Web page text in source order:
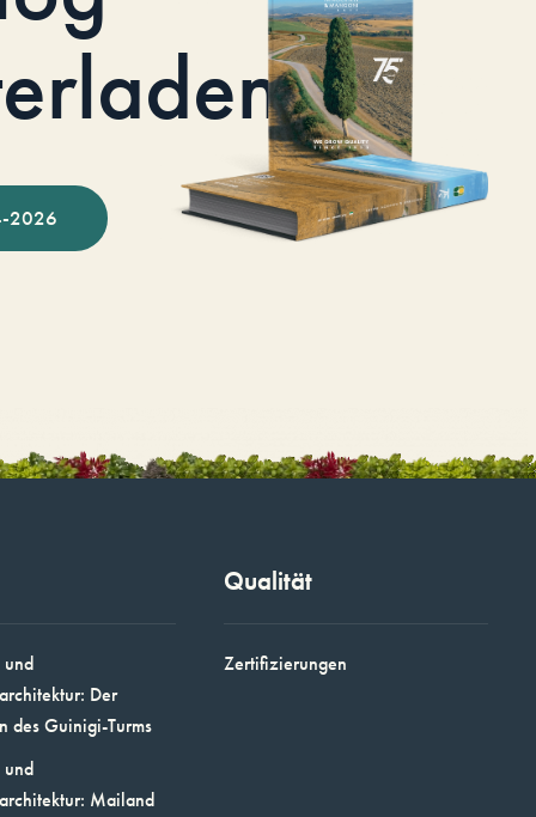
2026
Der
des Guinigi-Turms
Mailand
Qualität
Zertifizierungen